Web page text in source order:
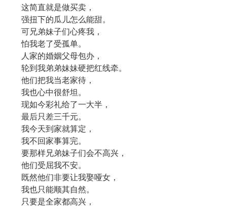
这简直就是做买卖，
强扭下的瓜儿怎么能甜。
可兄弟妹子们心疼我，
怕我老了受孤单。
人家的婚姻父母包办，
轮到我弟弟妹妹硬把红线牵。
他们把我当老家待，
我也心中很舒坦。
现如今彩礼给了一大半，
最后只差三千元。
我今天到家就算定，
我不回家事算完。
要那样兄弟妹子们会不高兴，
他们受屈我不安。
既然他们非要让我娶哑女，
我也只能顺其自然。
只要是全家都高兴，